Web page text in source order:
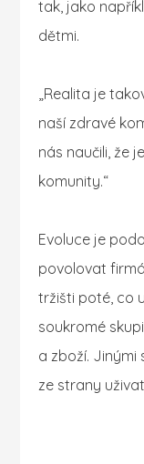
tak, jako
dětmi.
„Realita je
naší zdravé
nás naučili, že
komunity.“
Evoluce je
povolovat
tržišti poté, co
soukromé
a zboží. Jinými
ze strany